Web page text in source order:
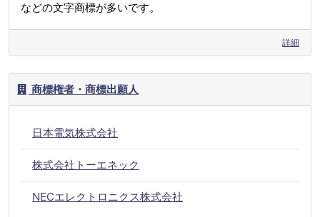
などの文字商標が多いです。
詳細
商標権者・商標出願人
日本電気株式会社
株式会社トーエネック
NECエレクトロニクス株式会社